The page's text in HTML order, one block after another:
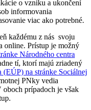
o vzniku a ukončení
informovania
viac ako potrebné.
každému z nás svoju
online. Prístup je možný
Národného centra
tí, ktorí majú zriadený
na stránke Sociálnej
PNky vedia
prípadoch je však